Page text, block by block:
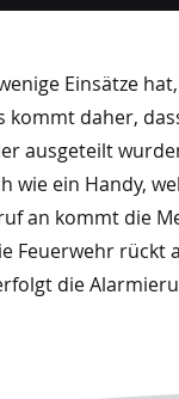
Einsätze
kommt daher,
ausgeteilt
wie ein Handy,
an kommt die
Feuerwehr rückt
die